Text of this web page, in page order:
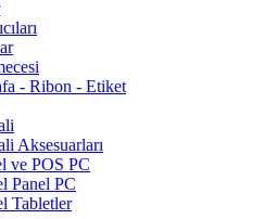
- Ribon - Etiket
Aksesuarları
ve POS PC
Panel PC
Tabletler